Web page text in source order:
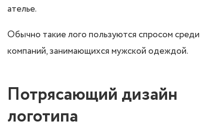
ателье.
Обычно такие лого пользуются спросом среди
компаний, занимающихся мужской одеждой.
Потрясающий дизайн
логотипа